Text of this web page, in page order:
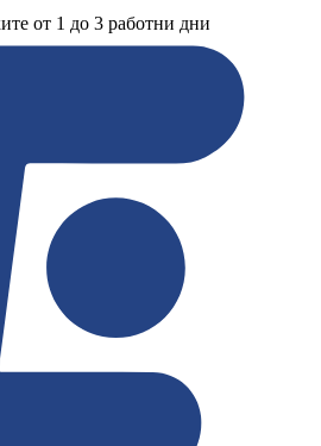
от 1 до 3 работни дни